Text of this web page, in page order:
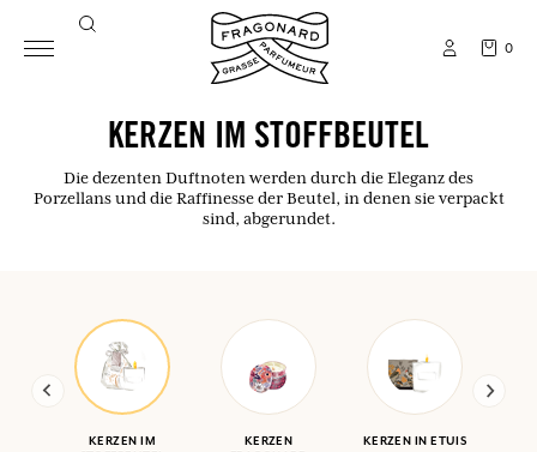
0
KERZEN IM STOFFBEUTEL
Die dezenten Duftnoten werden durch die Eleganz des
Porzellans und die Raffinesse der Beutel, in denen sie verpackt
sind, abgerundet.
KERZEN IM
KERZEN
KERZEN IN ETUIS